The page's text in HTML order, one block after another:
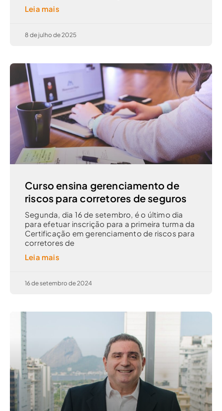
Leia mais
8 de julho de 2025
Curso ensina gerenciamento de
riscos para corretores de seguros
Segunda, dia 16 de setembro, é o último dia
para efetuar inscrição para a primeira turma da
Certificação em gerenciamento de riscos para
corretores de
Leia mais
16 de setembro de 2024